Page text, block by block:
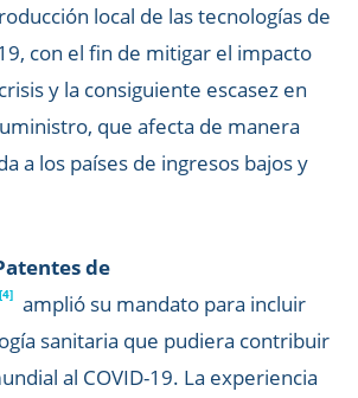
local de las tecnologías de
con el fin de mitigar el impacto
y la consiguiente escasez en
que afecta de manera
a los países de ingresos bajos y
de
[4]
amplió su mandato para incluir
sanitaria que pudiera contribuir
al COVID-19. La experiencia